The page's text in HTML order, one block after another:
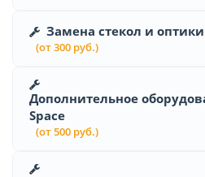
Замена стекол и
(от 300 руб.)
Дополнительное
Space
(от 500 руб.)